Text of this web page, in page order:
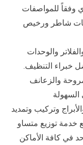
وفقاً للمواصفات
شاطر ورخيص
والوحدات
خبراء التنظيف.
والزعانف
السهولة
وتركيب وتمديد
خدمة توزيع متساو
في كافة الأماكن